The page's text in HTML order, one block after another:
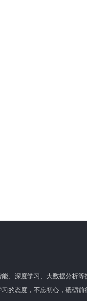
、深度学习、大数据分析
的态度，不忘初心，砥砺前